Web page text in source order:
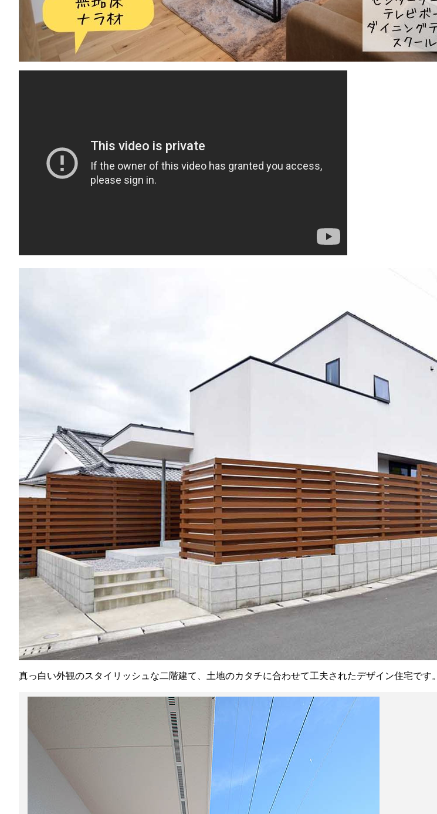
真っ白い外観のスタイリッシュな二階建て、土地のカタチに合わせて工夫されたデザイン住宅です。